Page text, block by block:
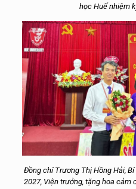
học Huế nhiệm
Đồng chí Trương Thị Hồng Hải,
2027, Viện trưởng, tặng hoa cảm